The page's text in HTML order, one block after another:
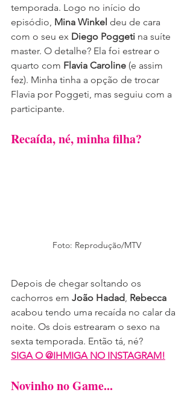
temporada. Logo no início do
episódio, Mina Winkel deu de cara
com o seu ex Diego Poggeti na suíte
master. O detalhe? Ela foi estrear o
quarto com Flavia Caroline (e assim
fez). Minha tinha a opção de trocar
Flavia por Poggeti, mas seguiu com a
participante.
Recaída, né, minha filha?
Foto: Reprodução/MTV
Depois de chegar soltando os
cachorros em João Hadad Rebecca
acabou tendo uma recaída no calar da
noite. Os dois estrearam o sexo na
sexta temporada. Então tá, né?
SIGA O @IHMIGA NO INSTAGRAM!
Novinho no Game...